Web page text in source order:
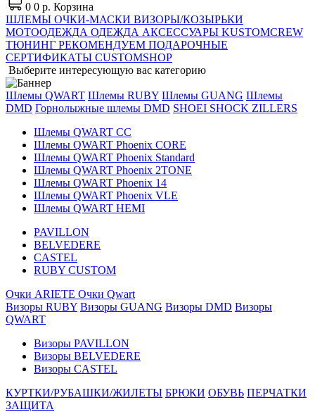
0 0 р. Корзина
ШЛЕМЫ ОЧКИ-МАСКИ ВИЗОРЫ/КОЗЫРЬКИ
МОТООДЕЖДА ОДЕЖДА АКСЕССУАРЫ KUSTOMCREW
ТЮНИНГ РЕКОМЕНДУЕМ ПОДАРОЧНЫЕ
СЕРТИФИКАТЫ CUSTOMSHOP
Выберите интересующую вас категорию
Шлемы QWART Шлемы RUBY Шлемы GUANG Шлемы
DMD Горнолыжные шлемы DMD SHOEI SHOCK ZILLERS
Шлемы QWART CC
Шлемы QWART Phoenix CORE
Шлемы QWART Phoenix Standard
Шлемы QWART Phoenix 2TONE
Шлемы QWART Phoenix 14
Шлемы QWART Phoenix VLE
Шлемы QWART HEMI
PAVILLON
BELVEDERE
CASTEL
RUBY CUSTOM
Очки ARIETE Очки Qwart
Визоры RUBY Визоры GUANG Визоры DMD Визоры
QWART
Визоры PAVILLON
Визоры BELVEDERE
Визоры CASTEL
КУРТКИ/РУБАШКИ/ЖИЛЕТЫ БРЮКИ ОБУВЬ ПЕРЧАТКИ
ЗАЩИТА